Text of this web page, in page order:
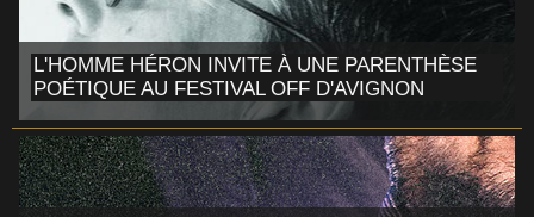
L'HOMME HÉRON INVITE À UNE PARENTHÈSE
POÉTIQUE AU FESTIVAL OFF D'AVIGNON